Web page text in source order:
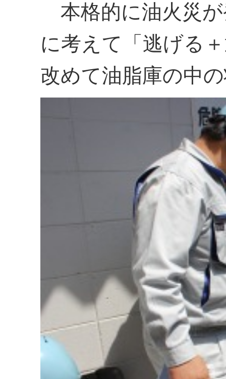
本格的に油火災が
に考えて「逃げる
改めて油脂庫の中